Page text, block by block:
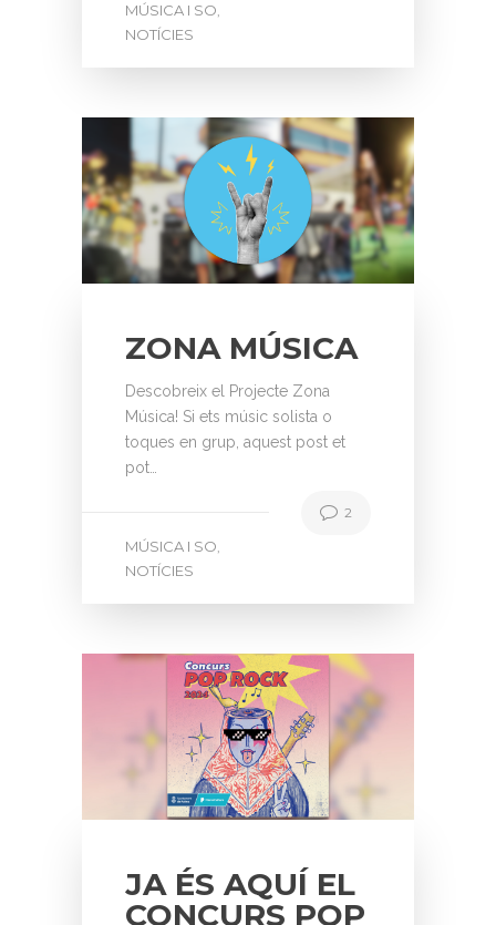
MÚSICA I SO,
NOTÍCIES
ZONA MÚSICA
Descobreix el Projecte Zona
Música! Si ets músic solista o
toques en grup, aquest post et
pot…
MÚSICA I SO,
NOTÍCIES
2
JA ÉS AQUÍ EL
CONCURS POP